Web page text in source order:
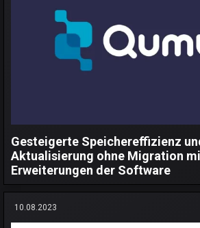
Gesteigerte Speichereffizienz
Aktualisierung ohne Migration
Erweiterungen der Software
10.08.2023